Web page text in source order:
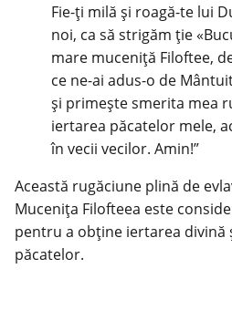
Fie-ți milă și roagă-te lui
noi, ca să strigăm ție
mare muceniță Filoftee,
ce ne-ai adus-o de
și primește smerita mea
iertarea păcatelor mele,
în vecii vecilor. Amin!”
Această rugăciune plină de
Mucenița Filofteea este
pentru a obține iertarea divină
păcatelor.